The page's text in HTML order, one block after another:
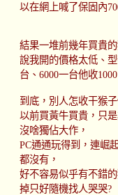
以在網上喊了保固內
結果一堆前幾年買貴
說我開的價格太低、
台、6000一台他收
到底，別人怎收干猴
以前買黃牛買貴，只
沒啥獨佔大作，
PC通通玩得到，連崛
都沒有，
好不容易似乎有不錯
掉只好隨機找人哭哭?